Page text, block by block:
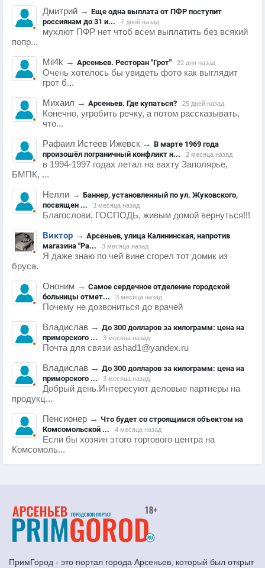
Дмитрий → Еще одна выплата от ПФР поступит
россиянам до 31 и...
7 дней назад
мухлют ПФР нет чтоб всем выплатить без всякий
попр...
Mil4k → Арсеньев. Ресторан "Грот" 22 дня назад
Очень хотелось бы увидеть фото как выглядит
грот б...
Михаил → Арсеньев. Где купаться? 25 дней назад
Конечно, угробить речку, а потом рассказывать,
что...
Рафаил Истеев Ижевск → В марте 1969 года
произошёл пограничный конфликт н...
2 месяца назад
в 1994-1997 годах летал на вахту Заполярье,
БМПК, ...
Нелли → Баннер, установленный по ул. Жуковского,
посвящен ...
3 месяца назад
Благослови, ГОСПОДЬ, живым домой вернуться!!!
Виктор → Арсеньев, улица Калининская, напротив
магазина "Ра...
3 месяца назад
Я даже знаю по чей вине сгорел тот домик из
бруса.
Ононим → Самое сердечное отделение городской
больницы отмет...
3 месяца назад
Почему не дозвониться до врачей
Владислав → До 300 долларов за килограмм: цена на
приморского ...
3 месяца назад
Почта для связи ashad1@yandex.ru
Владислав → До 300 долларов за килограмм: цена на
приморского ...
3 месяца назад
Добрый день.Интересуют деловые партнеры на
продукц...
Пенсионер → Что будет со строящимся объектом на
Комсомольской ...
4 месяца назад
Если бы хозяин этого торгового центра на
Комсомоль...
ПримГород - это портал города Арсеньев, который был открыт